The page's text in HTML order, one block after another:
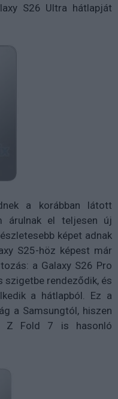
S26 Ultra hátlapját
a korábban látott
árulnak el teljesen új
képet adnak
S25-höz képest már
a Galaxy S26 Pro
szigetbe rendeződik, és
a hátlapból. Ez a
a Samsungtól, hiszen
Z Fold 7 is hasonló